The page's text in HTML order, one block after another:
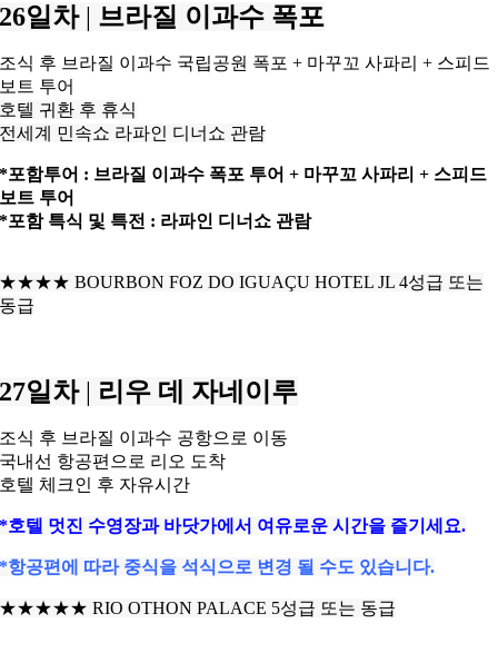
26일차 | 브라질 이과수 폭포
조식 후 브라질 이과수 국립공원 폭포 + 마꾸꼬 사파리 + 스피드
보트 투어
호텔 귀환 후 휴식
전세계 민속쇼 라파인 디너쇼 관람
*포함투어 : 브라질 이과수 폭포 투어 + 마꾸꼬 사파리 + 스피드
보트 투어
*포함 특식 및 특전 : 라파인 디너쇼 관람
★★★★BOURBON FOZ DO IGUAÇU HOTEL JL 4성급 또는
동급
27일차 | 리우 데 자네이루
조식 후 브라질 이과수 공항으로 이동
국내선 항공편으로 리오 도착
호텔 체크인 후 자유시간
*호텔 멋진 수영장과 바닷가에서 여유로운 시간을 즐기세요.
*항공편에 따라 중식을 석식으로 변경 될 수도 있습니다.
★★★★★ RIO OTHON PALACE 5성급 또는 동급